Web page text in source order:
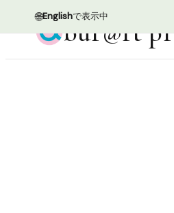
🌐Englishで表示中
bur@rt